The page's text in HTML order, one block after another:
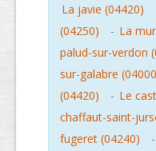
La javie (04420)
(04250)
- La
palud-sur-verdon
sur-galabre
(04420)
- Le
chaffaut-saint-
fugeret (04240)
-